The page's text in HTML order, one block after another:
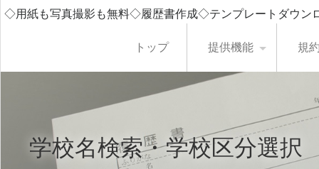
◇用紙も写真撮影も無料◇履歴書作成◇テンプレートダウ
トップ 提供機能 規
学校名検索・学校区分選択